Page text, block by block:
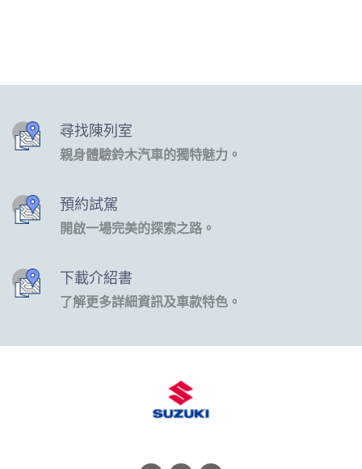
尋找陳列室
親身體驗鈴木汽車的獨特魅力。
預約試駕
開啟一場完美的探索之路。
下載介紹書
了解更多詳細資訊及車款特色。